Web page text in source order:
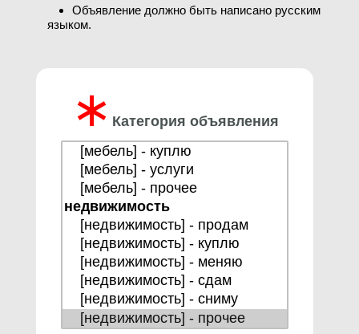
Объявление должно быть написано русским
языком.
∗ Категория объявления